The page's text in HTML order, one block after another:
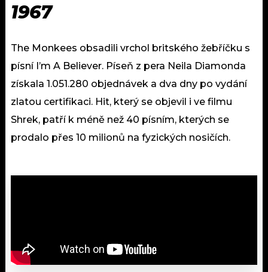
1967
The Monkees obsadili vrchol britského žebříčku s
písní I’m A Believer. Píseň z pera Neila Diamonda
získala 1.051.280 objednávek a dva dny po vydání
zlatou certifikaci. Hit, který se objevil i ve filmu
Shrek, patří k méně než 40 písním, kterých se
prodalo přes 10 milionů na fyzických nosičích.